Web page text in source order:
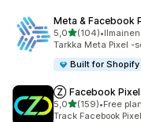
Meta & Facebook
5,0/ 5 tähteä
(104)
104 arvostelua
•
Tarkka Meta Pixel -
Built for Shopify
Ⓩ Facebook Pixel
5,0/ 5 tähteä
(159)
159 arvostelua
•Free
Track Facebook